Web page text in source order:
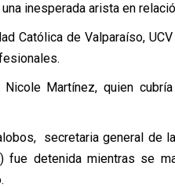
inesperada arista en
Católica de Valparaíso,
Nicole Martínez, quien
secretaria general de
fue detenida mientras se